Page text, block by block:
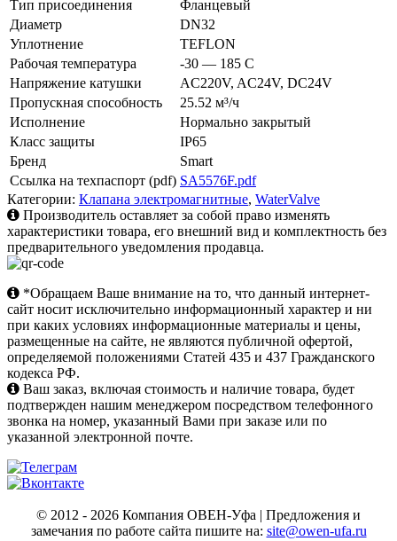
Тип присоединения
Фланцевый
Диаметр
DN32
Уплотнение
TEFLON
Рабочая температура
-30 — 185 C
Напряжение катушки
AC220V, AC24V, DC24V
Пропускная способность
25.52 м³/ч
Исполнение
Нормально закрытый
Класс защиты
IP65
Бренд
Smart
Ссылка на техпаспорт (pdf) SA5576F.pdf
Категории: Клапана электромагнитные, WaterValve
Производитель оставляет за собой право изменять
характеристики товара, его внешний вид и комплектность без
предварительного уведомления продавца.
*Обращаем Ваше внимание на то, что данный интернет-
сайт носит исключительно информационный характер и ни
при каких условиях информационные материалы и цены,
размещенные на сайте, не являются публичной офертой,
определяемой положениями Статей 435 и 437 Гражданского
кодекса РФ.
Ваш заказ, включая стоимость и наличие товара, будет
подтвержден нашим менеджером посредством телефонного
звонка на номер, указанный Вами при заказе или по
указанной электронной почте.
© 2012 - 2026 Компания ОВЕН-Уфа | Предложения и
замечания по работе сайта пишите на: site@owen-ufa.ru